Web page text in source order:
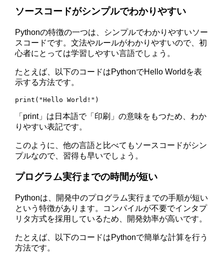
ソースコードがシンプルでわかりやすい
Pythonの特徴の一つは、シンプルでわかりやすいソー
スコードです。文法やルールがわかりやすいので、初
心者にとっては学習しやすい言語でしょう。
たとえば、以下のコードはPythonでHello Worldを表
示する方法です。
print("Hello World!")
「print」は日本語で「印刷」の意味をもつため、わか
りやすい表記です。
このように、他の言語と比べてもソースコードがシン
プルなので、習得も早いでしょう。
プログラム実行までの時間が短い
Pythonは、開発中のプログラム実行までの手順が短い
という特徴があります。コンパイルが不要でインタプ
リタ方式を採用しているため、開発効率が高いです。
たとえば、以下のコードはPythonで簡単な計算を行う
方法です。